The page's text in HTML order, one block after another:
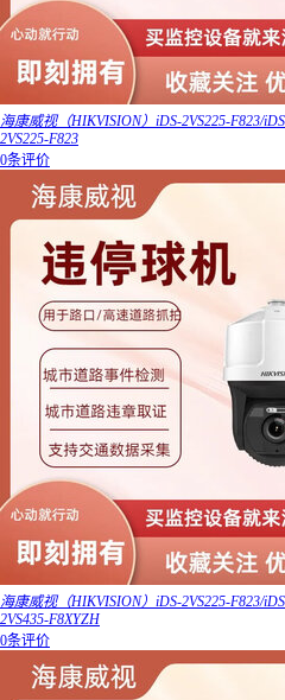
海康威视（HIKVISION）iDS-2VS225-F823/
2VS225-F823
0条评价
海康威视（HIKVISION）iDS-2VS225-F823/
2VS435-F8XYZH
0条评价